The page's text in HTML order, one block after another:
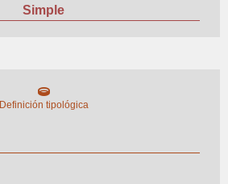
Simple
Definición tipológica